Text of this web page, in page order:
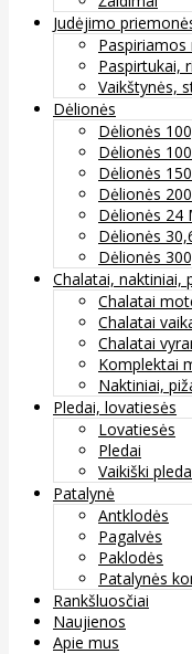
Judėjimo
Paspiriamos
Paspirtukai,
Vaikštynės,
Dėlionės
Dėlionės
Dėlionės
Dėlionės
Dėlionės
Dėlionės 24
Dėlionės
Dėlionės
Chalatai, naktiniai,
Chalatai
Chalatai
Chalatai
Komplektai
Naktiniai,
Pledai, lovatiesės
Lovatiesės
Pledai
Vaikiški
Patalynė
Antklodės
Pagalvės
Paklodės
Patalynės
Rankšluosčiai
Naujienos
Apie mus